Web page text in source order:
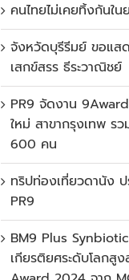
คนไทยไม่เคยทิ้งกันใ
จังหวัดบุรีรีมย์ ขอแส
เสกข์สรร ธีระวาณิชย์
PR9 จัดงาน
ใหม่ สาขากรุงเทพ ร
600 คน
ทริปท่องเที่ยวดานัง
PR9
BM9 Plus
เกียรติยศระดับโลกสู